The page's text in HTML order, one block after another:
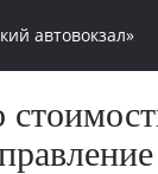
автовокзал»